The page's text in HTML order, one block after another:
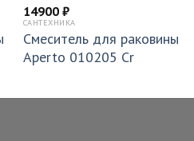
14900 ₽
САНТЕХНИКА
Смеситель для раковины
Aperto 010205 Cr